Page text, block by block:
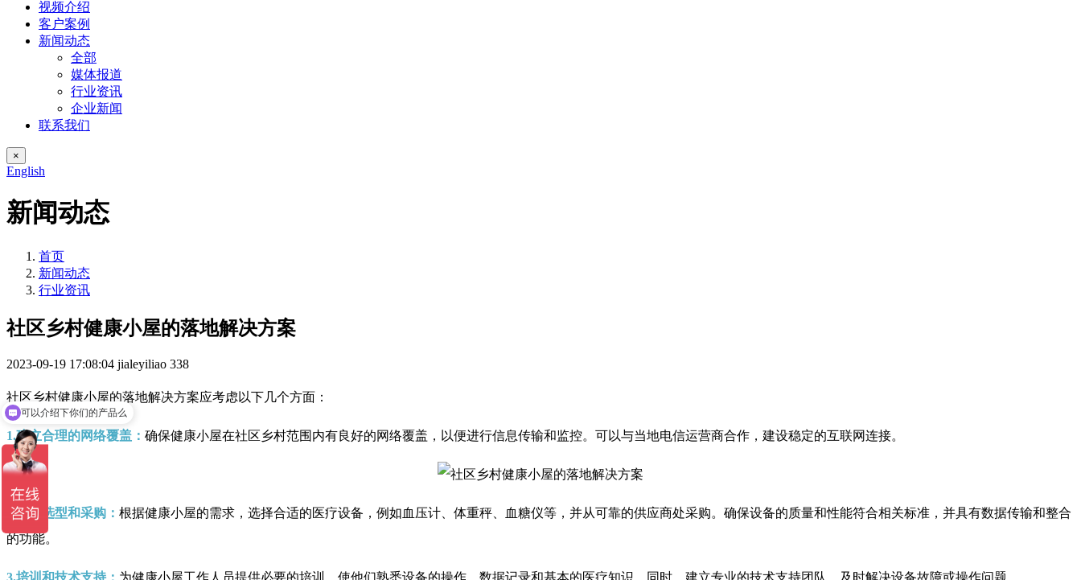
视频介绍
客户案例
新闻动态
全部
媒体报道
行业资讯
企业新闻
联系我们
×
English
新闻动态
首页
新闻动态
行业资讯
社区乡村健康小屋的落地解决方案
2023-09-19 17:08:04 jialeyiliao 338
社区乡村健康小屋的落地解决方案应考虑以下几个方面：
1.建立合理的网络覆盖： 确保健康小屋在社区乡村范围内有良好的网络覆盖，以便进行信息传输和监控。可以与当地电信运营商合作，建设稳定的互联网连接。
2.设备选型和采购： 根据健康小屋的需求，选择合适的医疗设备，例如血压计、体重秤、血糖仪等，并从可靠的供应商处采购。确保设备的质量和性能符合相关标准，并具有数据传输和整合
的功能。
3.培训和技术支持： 为健康小屋工作人员提供必要的培训，使他们熟悉设备的操作、数据记录和基本的医疗知识。同时，建立专业的技术支持团队，及时解决设备故障或操作问题。
可以介绍下你们的产品么